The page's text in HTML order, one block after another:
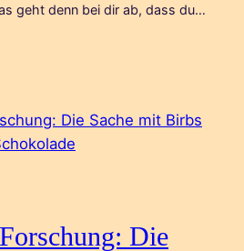
geht denn bei dir ab, dass du…
Die